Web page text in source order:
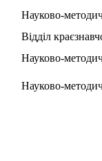
Науково-
Відділ
Науково-
Науково-